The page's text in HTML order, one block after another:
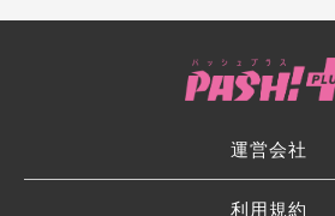
運営会社
利用規約